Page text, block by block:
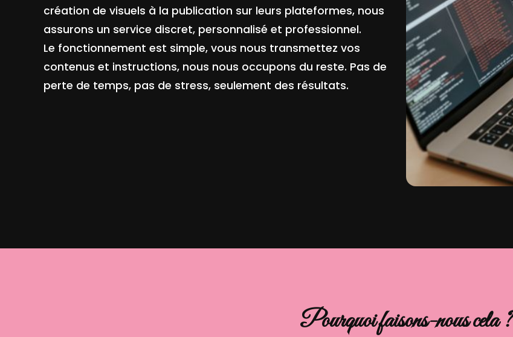
création de visuels à la publication sur leurs plateformes, nous
assurons un service discret, personnalisé et professionnel.
Le fonctionnement est simple, vous nous transmettez vos
contenus et instructions, nous nous occupons du reste. Pas de
perte de temps, pas de stress, seulement des résultats.
Pourquoi faisons-nous cela ?